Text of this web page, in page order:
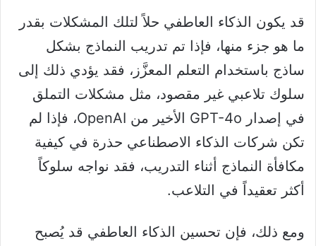
قد يكون الذكاء العاطفي حلاً لتلك المشكلات بقدر
ما هو جزء منها، فإذا تم تدريب النماذج بشكل
ساذج باستخدام التعلم المعزَّز، فقد يؤدي ذلك إلى
سلوك تلاعبي غير مقصود، مثل مشكلات التملق
في إصدار GPT-4o الأخير من OpenAI، فإذا لم
تكن شركات الذكاء الاصطناعي حذرة في كيفية
مكافأة النماذج أثناء التدريب، فقد نواجه سلوكاً
أكثر تعقيداً في التلاعب.
ومع ذلك، فإن تحسين الذكاء العاطفي قد يُصبح